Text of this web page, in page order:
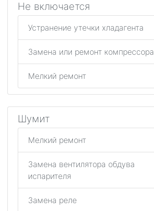
Не включается
Устранение утечки хладагента
Замена или ремонт компрессора
Мелкий ремонт
Шумит
Мелкий ремонт
Замена вентилятора обдува
испарителя
Замена реле